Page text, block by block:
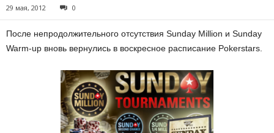
29 мая, 2012 0
После непродолжительного отсутствия Sunday Million и Sunday
Warm-up вновь вернулись в воскресное расписание Pokerstars.